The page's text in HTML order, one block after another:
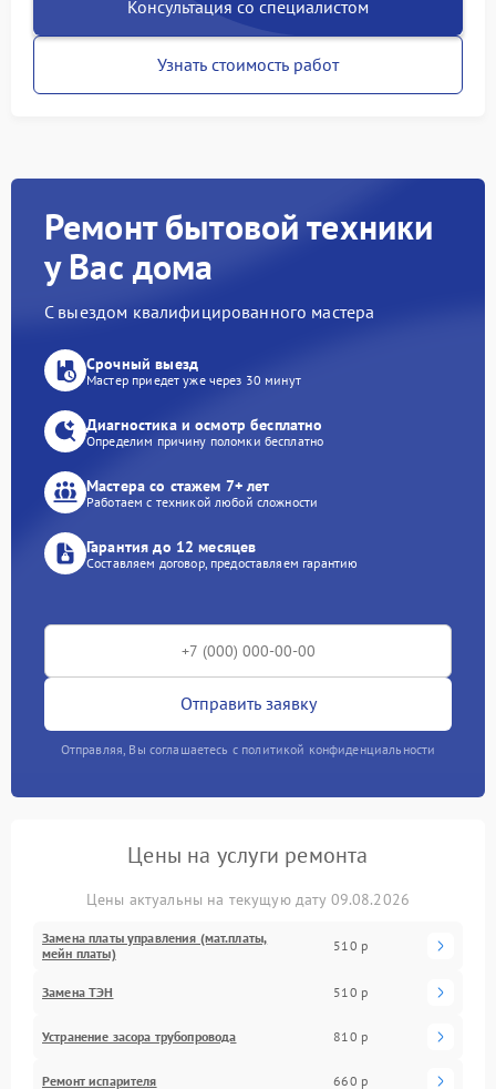
Консультация со специалистом
Узнать стоимость работ
Ремонт бытовой техники
у Вас дома
С выездом квалифицированного мастера
Срочный выезд
Мастер приедет уже через 30 минут
Диагностика и осмотр бесплатно
Определим причину поломки бесплатно
Мастера со стажем 7+ лет
Работаем с техникой любой сложности
Гарантия до 12 месяцев
Составляем договор, предоставляем гарантию
Отправить заявку
Отправляя, Вы соглашаетесь с политикой конфиденциальности
Цены на услуги ремонта
Цены актуальны на текущую дату 09.08.2026
Замена платы управления (мат.платы,
мейн платы)
510 р
Замена ТЭН 510 р
Устранение засора трубопровода 810 р
Ремонт испарителя 660 р